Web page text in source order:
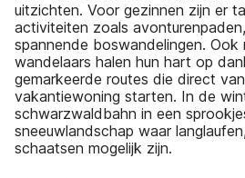
uitzichten. Voor gezinnen zijn er
activiteiten zoals
spannende boswandelingen. Ook
wandelaars halen hun hart op
gemarkeerde routes die direct
vakantiewoning starten. In de
schwarzwaldbahn in een
sneeuwlandschap waar
schaatsen mogelijk zijn.